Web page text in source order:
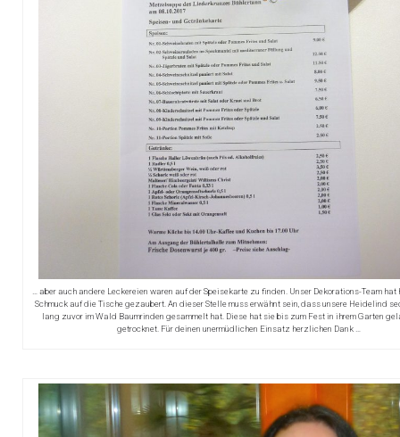
… aber auch andere Leckereien waren auf der Speisekarte zu finden. Unser Dekorations-Team hat
Schmuck auf die Tische gezaubert. An dieser Stelle muss erwähnt sein, dass unsere Heidelind
lang zuvor im Wald Baumrinden gesammelt hat. Diese hat sie bis zum Fest in ihrem Garten
getrocknet. Für deinen unermüdlichen Einsatz herzlichen Dank …